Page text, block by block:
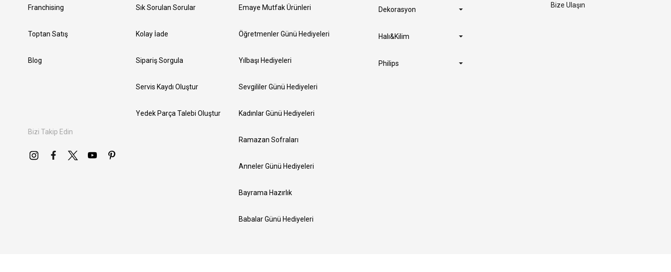
Franchising
Toptan Satış
Blog
Bizi Takip Edin
Sık Sorulan Sorular
Kolay İade
Sipariş Sorgula
Servis Kaydı Oluştur
Yedek Parça Talebi Oluştur
Emaye Mutfak Ürünleri
Öğretmenler Günü Hediyeleri
Yılbaşı Hediyeleri
Sevgililer Günü Hediyeleri
Kadınlar Günü Hediyeleri
Ramazan Sofraları
Anneler Günü Hediyeleri
Bayrama Hazırlık
Babalar Günü Hediyeleri
Dekorasyon
Halı&Kilim
Philips
Bize Ulaşın